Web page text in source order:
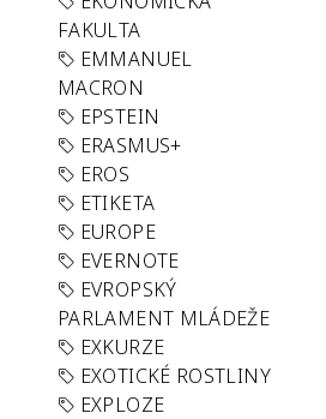
FAKULTA
EMMANUEL
MACRON
EPSTEIN
ERASMUS+
EROS
ETIKETA
EUROPE
EVERNOTE
EVROPSKÝ
PARLAMENT MLÁDEŽE
EXKURZE
EXOTICKÉ ROSTLINY
EXPLOZE